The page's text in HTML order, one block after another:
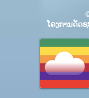
ໂຄງການດັດ